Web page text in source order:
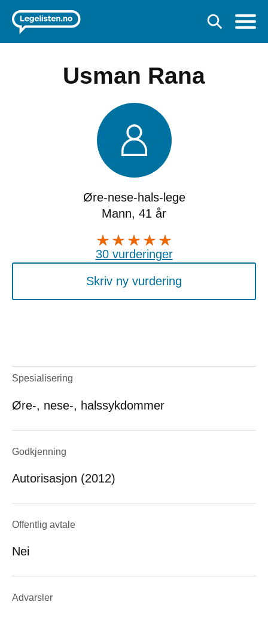
Usman Rana
Øre-nese-hals-lege
Mann, 41 år
30 vurderinger
Skriv ny vurdering
Spesialisering
Øre-, nese-, halssykdommer
Godkjenning
Autorisasjon (2012)
Offentlig avtale
Nei
Advarsler